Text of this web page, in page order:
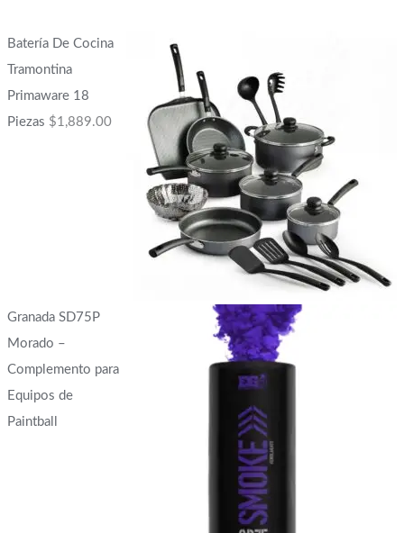
Batería De Cocina
Tramontina
Primaware 18
Piezas $1,889.00
Granada SD75P
Morado –
Complemento para
Equipos de
Paintball